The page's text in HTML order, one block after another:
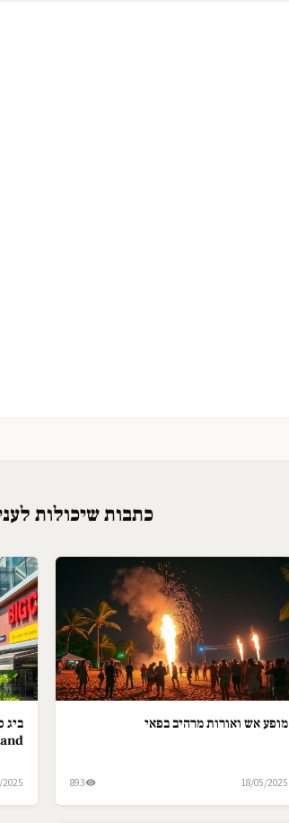
כתבות שיכולות
מופע אש ואורות מרהיב בפאי
18/05/2025
893
ביג